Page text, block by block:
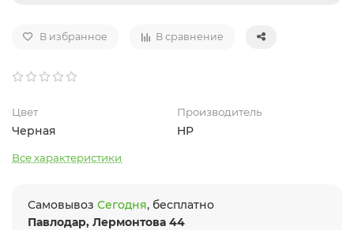
В избранное В сравнение
Цвет
Черная
Производитель
HP
Все характеристики
Самовывоз Сегодня, бесплатно
Павлодар, Лермонтова 44